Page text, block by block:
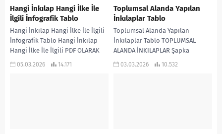
Hangi İnkılap Hangi İlke İle
İlgili İnfografik Tablo
Hangi İnkılap Hangi İlke İle İlgili
İnfografik Tablo Hangi İnkılap
Hangi İlke İle İlgili PDF OLARAK
İNDİRMEK İÇİN TIKLAYINIZ.
05.03.2026 14.171
Toplumsal Alanda Yapılan
İnkılaplar Tablo
Toplumsal Alanda Yapılan
İnkılaplar Tablo TOPLUMSAL
ALANDA İNKILAPLAR Şapka
Giyilmesi Hakkında Kanun (1925)
03.03.2026 10.532